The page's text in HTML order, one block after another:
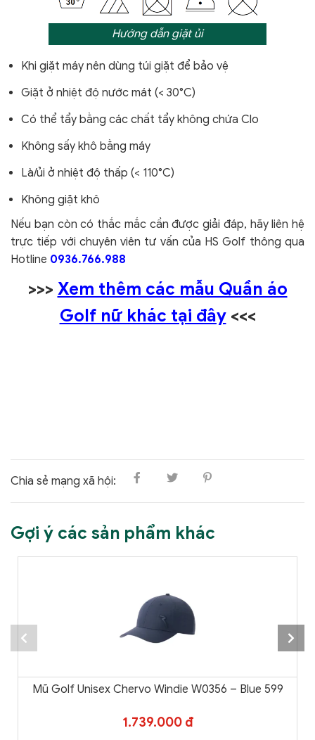
Hướng dẫn giặt ủi
Khi giặt máy nên dùng túi giặt để bảo vệ
Giặt ở nhiệt độ nước mát (< 30°C)
Có thể tẩy bằng các chất tẩy không chứa Clo
Không sấy khô bằng máy
Là/ủi ở nhiệt độ thấp (< 110°C)
Không giặt khô
Nếu bạn còn có thắc mắc cần được giải đáp, hãy liên hệ
trực tiếp với chuyên viên tư vấn của HS Golf thông qua
Hotline 0936.766.988
>>> Xem thêm các mẫu Quần áo
Golf nữ khác tại đây<<<
Chia sẻ mạng xã hội:
Gợi ý các sản phẩm khác
Mũ Golf Unisex Chervo Windie W0356 – Blue 599
1.739.000 đ